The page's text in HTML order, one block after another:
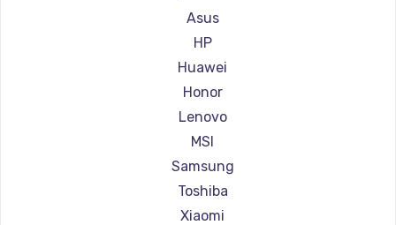
Ремонт ноутбуков Gigabyte
Ремонт ноутбуков Aorus
Ремонт ноутбуков Maibenben
Ремонт ноутбуков Getac
Ремонт ноутбуков Epson
Ремонт ноутбуков Philips
Ремонт ноутбуков LG
Ремонт ноутбуков Panasonic
Ремонт ноутбуков Irbis
Asus
HP
Huawei
Honor
Lenovo
MSI
Samsung
Toshiba
Xiaomi